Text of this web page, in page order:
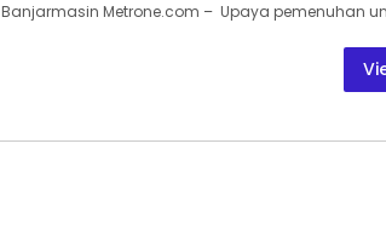
Banjarmasin Metrone.com – Upaya pemenuhan